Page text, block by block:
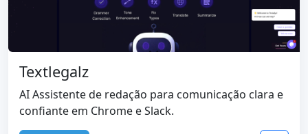
Textlegalz
AI Assistente de redação para comunicação clara e
confiante em Chrome e Slack.